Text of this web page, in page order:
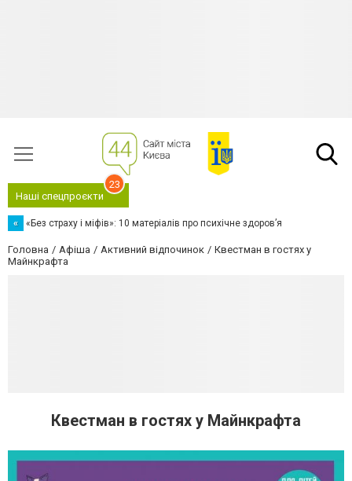
Наші спецпроєкти
23
« «Без страху і міфів»: 10 матеріалів про психічне здоров’я
Головна Афіша Активний відпочинок
Квестман в гостях у
Майнкрафта
Квестман в гостях у Майнкрафта